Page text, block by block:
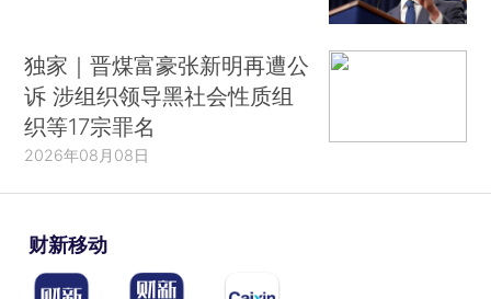
独家｜晋煤富豪张新明再遭公
诉 涉组织领导黑社会性质组
织等17宗罪名
2026年08月08日
财新移动